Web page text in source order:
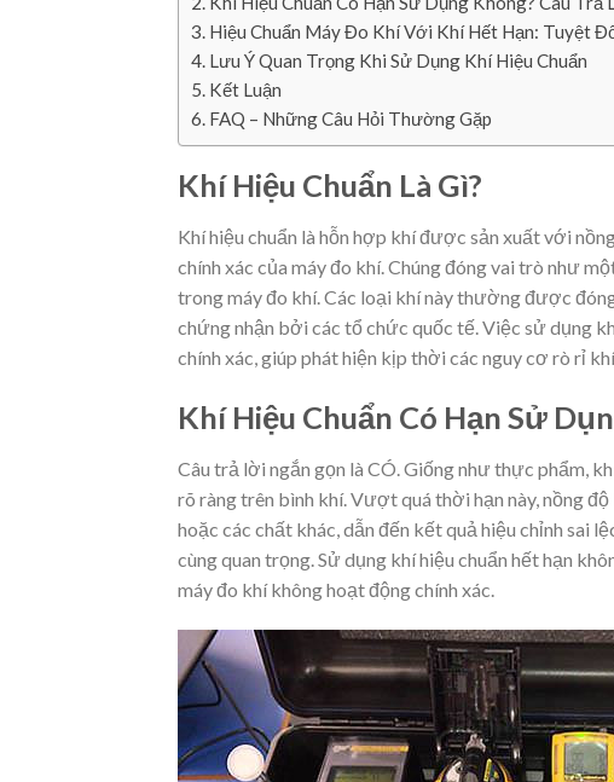
Hiệu Chuẩn Máy Đo Khí Với Khí Hết Hạn: Tuyệt
Lưu Ý Quan Trọng Khi Sử Dụng Khí Hiệu Chuẩn
Kết Luận
FAQ – Những Câu Hỏi Thường Gặp
Khí Hiệu Chuẩn Là Gì?
Khí hiệu chuẩn là hỗn hợp khí được sản xuất với
chính xác của máy đo khí. Chúng đóng vai trò như
trong máy đo khí. Các loại khí này thường được
chứng nhận bởi các tổ chức quốc tế. Việc sử dụng
chính xác, giúp phát hiện kịp thời các nguy cơ rò rỉ
Khí Hiệu Chuẩn Có Hạn Sử
Câu trả lời ngắn gọn là CÓ. Giống như thực phẩm,
rõ ràng trên bình khí. Vượt quá thời hạn này, nồng
hoặc các chất khác, dẫn đến kết quả hiệu chỉnh sai
cùng quan trọng. Sử dụng khí hiệu chuẩn hết hạn
máy đo khí không hoạt động chính xác.